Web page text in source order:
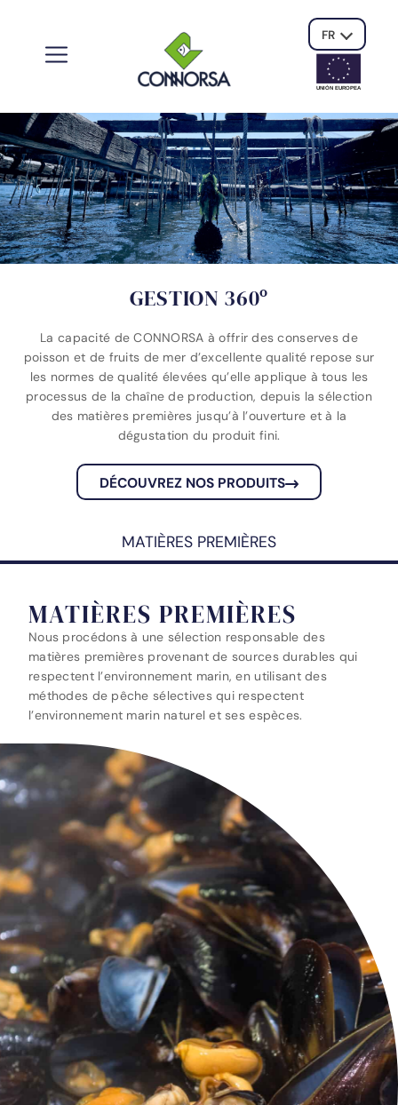
FR
UNIÓN EUROPEA
GESTION 360º
La capacité de CONNORSA à offrir des conserves de
poisson et de fruits de mer d’excellente qualité repose sur
les normes de qualité élevées qu’elle applique à tous les
processus de la chaîne de production, depuis la sélection
des matières premières jusqu’à l’ouverture et à la
dégustation du produit fini.
DÉCOUVREZ NOS PRODUITS
MATIÈRES PREMIÈRES
MATIÈRES PREMIÈRES
Nous procédons à une sélection responsable des
matières premières provenant de sources durables qui
respectent l’environnement marin, en utilisant des
méthodes de pêche sélectives qui respectent
l’environnement marin naturel et ses espèces.